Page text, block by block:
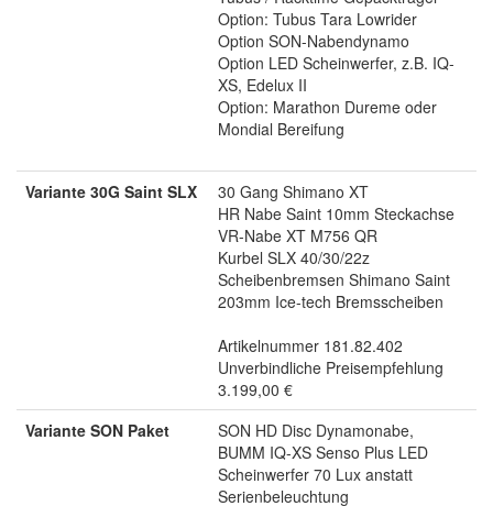
Option: Tubus Tara Lowrider
Option SON-Nabendynamo
Option LED Scheinwerfer, z.B. IQ-
XS, Edelux II
Option: Marathon Dureme oder
Mondial Bereifung
Variante 30G Saint SLX
30 Gang Shimano XT
HR Nabe Saint 10mm Steckachse
VR-Nabe XT M756 QR
Kurbel SLX 40/30/22z
Scheibenbremsen Shimano Saint
203mm Ice-tech Bremsscheiben
Artikelnummer 181.82.402
Unverbindliche Preisempfehlung
3.199,00 €
Variante SON Paket
SON HD Disc Dynamonabe,
BUMM IQ-XS Senso Plus LED
Scheinwerfer 70 Lux anstatt
Serienbeleuchtung